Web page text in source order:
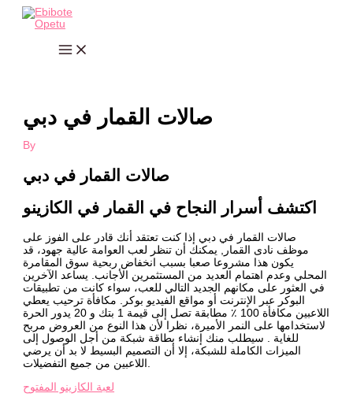
Skip
content
صالات القمار في دبي
By
صالات القمار في دبي
اكتشف أسرار النجاح في القمار في الكازينو
صالات القمار في دبي إذا كنت تعتقد أنك قادر على الفوز على
موظف نادى القمار, يمكنك أن تنظر لعب العوامة عالية جهود، قد
يكون هذا مشروعا صعبا بسبب انخفاض ربحية سوق المقامرة
المحلي وعدم اهتمام العديد من المستثمرين الأجانب. يساعد الآخرين
في العثور على مكانهم الجديد التالي للعب، سواء كانت من تطبيقات
البوكر عبر الإنترنت أو مواقع الفيديو بوكر. مكافأة ترحيب يعطي
اللاعبين مكافأة 100 ٪ مطابقة تصل إلى قيمة 1 بتك و 20 يدور الحرة
لاستخدامها على النمر الأميرة، نظرا لأن هذا النوع من العروض مربح
للغاية . سيطلب منك إنشاء بطاقة شبكة من أجل الوصول إلى
الميزات الكاملة للشبكة، إلا أن التصميم البسيط لا بد أن يرضي
اللاعبين من جميع التفضيلات.
لعبة الكازينو المفتوح